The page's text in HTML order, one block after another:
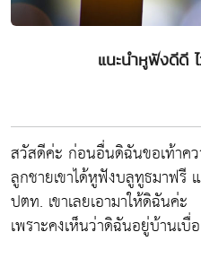
แนะนำหูฟังดีดี
สวัสดีค่ะ ก่อนอื่นดิฉันขอเท้า
ลูกชายเขาได้หูฟังบลูทูธมาฟรี
ปตท. เขาเลยเอามาให้ดิฉันค่ะ
เพราะคงเห็นว่าดิฉันอยู่บ้านเบื่